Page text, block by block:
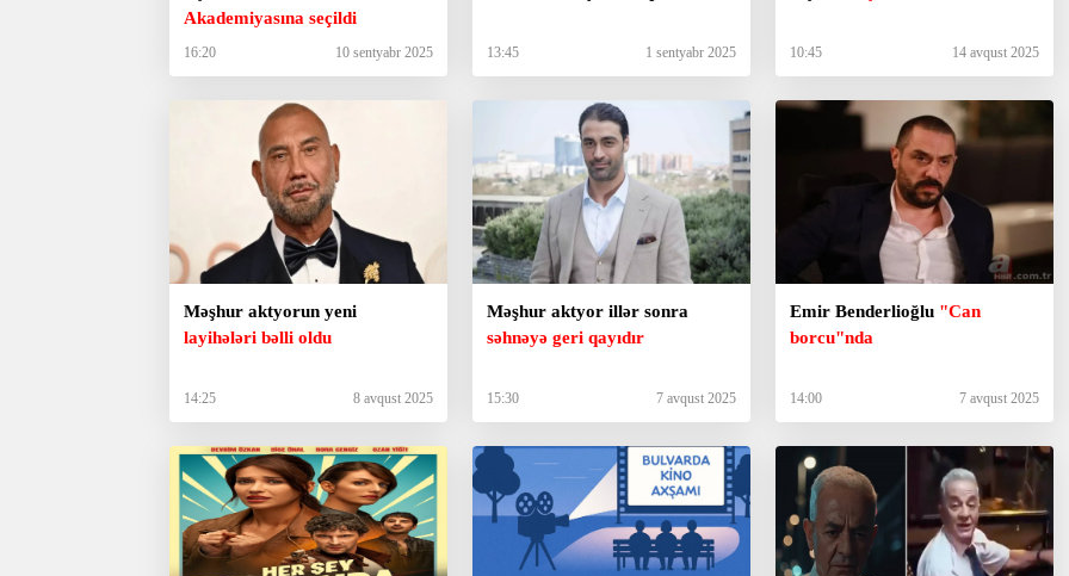
Akademiyasına seçildi
16:20 10 sentyabr 2025 13:45 1 sentyabr 2025 10:45 14 avqust 2025
Məşhur aktyorun yeni
layihələri bəlli oldu
14:25 8 avqust 2025
Məşhur aktyor illər sonra
səhnəyə geri qayıdır
15:30 7 avqust 2025
Emir Benderlioğlu "Can
borcu"nda
14:00 7 avqust 2025